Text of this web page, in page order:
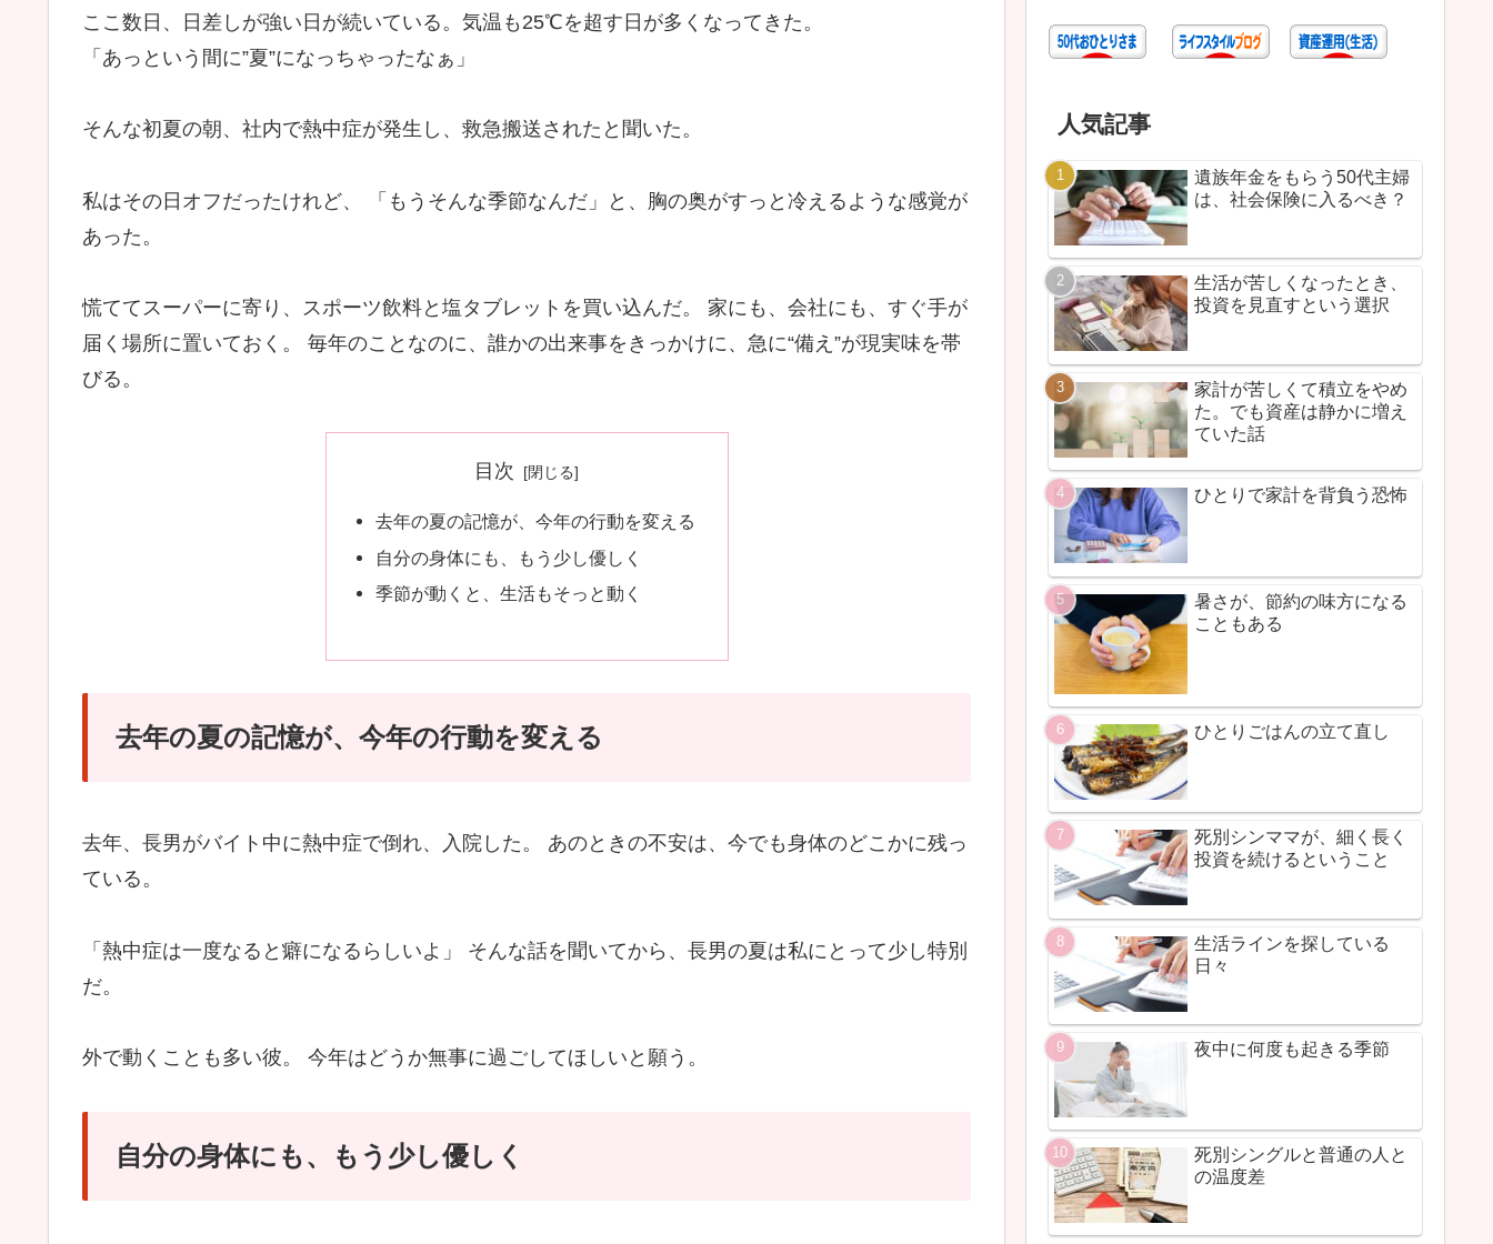
ここ数日、日差しが強い日が続いている。気温も25℃を超す日が多くなってきた。
「あっという間に”夏”になっちゃったなぁ」
そんな初夏の朝、社内で熱中症が発生し、救急搬送されたと聞いた。
私はその日オフだったけれど、 「もうそんな季節なんだ」と、胸の奥がすっと冷えるような感覚が
あった。
慌ててスーパーに寄り、スポーツ飲料と塩タブレットを買い込んだ。 家にも、会社にも、すぐ手が
届く場所に置いておく。 毎年のことなのに、誰かの出来事をきっかけに、急に“備え”が現実味を帯
びる。
目次
去年の夏の記憶が、今年の行動を変える
自分の身体にも、もう少し優しく
季節が動くと、生活もそっと動く
去年の夏の記憶が、今年の行動を変える
去年、長男がバイト中に熱中症で倒れ、入院した。 あのときの不安は、今でも身体のどこかに残っ
ている。
「熱中症は一度なると癖になるらしいよ」 そんな話を聞いてから、長男の夏は私にとって少し特別
だ。
外で動くことも多い彼。 今年はどうか無事に過ごしてほしいと願う。
自分の身体にも、もう少し優しく
人気記事
遺族年金をもらう50代主婦
は、社会保険に入るべき？
生活が苦しくなったとき、
投資を見直すという選択
家計が苦しくて積立をやめ
た。でも資産は静かに増え
ていた話
ひとりで家計を背負う恐怖
暑さが、節約の味方になる
こともある
ひとりごはんの立て直し
死別シンママが、細く長く
投資を続けるということ
生活ラインを探している
日々
夜中に何度も起きる季節
死別シングルと普通の人と
の温度差